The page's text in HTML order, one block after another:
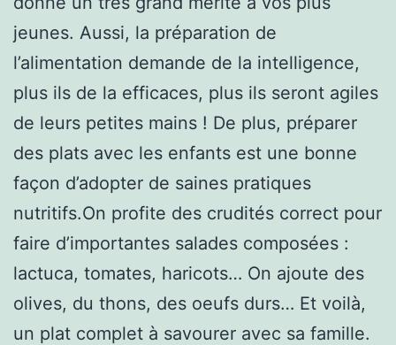
jeunes. Aussi, la préparation de
l’alimentation demande de la intelligence,
plus ils de la efficaces, plus ils seront agiles
de leurs petites mains ! De plus, préparer
des plats avec les enfants est une bonne
façon d’adopter de saines pratiques
nutritifs.On profite des crudités correct pour
faire d’importantes salades composées :
lactuca, tomates, haricots… On ajoute des
olives, du thons, des oeufs durs… Et voilà,
un plat complet à savourer avec sa famille.